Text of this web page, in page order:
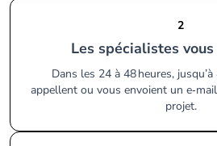
2
Les spécialistes
Dans les 24 à 48 heures,
appellent ou vous envoient un
projet.